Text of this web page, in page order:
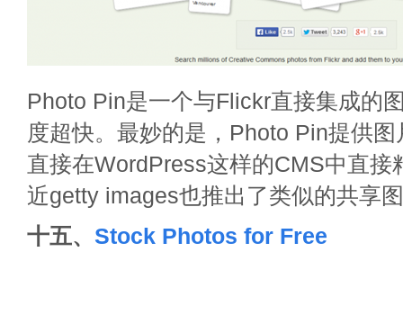
Photo Pin是一个与Flickr直接集成的
度超快。最妙的是，Photo Pin提供
直接在WordPress这样的CMS中直接
近getty images也推出了类似的共享
十五、 Stock Photos for Free